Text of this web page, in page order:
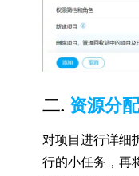
二. 资源分配
对项目进行详细
行的小任务，再